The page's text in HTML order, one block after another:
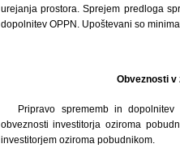
urejanja prostora. Sprejem predloga
dopolnitev OPPN. Upoštevani so
Obveznosti v
Pripravo sprememb in
obveznosti investitorja oziroma
investitorjem oziroma pobudnikom.